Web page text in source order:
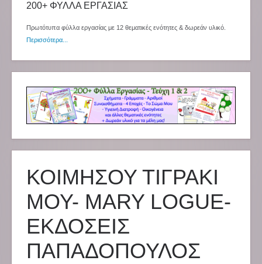
200+ ΦΥΛΛΑ ΕΡΓΑΣΙΑΣ
Πρωτότυπα φύλλα εργασίας με 12 θεματικές ενότητες & δωρεάν υλικό.
Περισσότερα...
ΚΟΙΜΗΣΟΥ ΤΙΓΡΑΚΙ
ΜΟΥ- MARY LOGUE-
ΕΚΔΟΣΕΙΣ
ΠΑΠΑΔΟΠΟΥΛΟΣ